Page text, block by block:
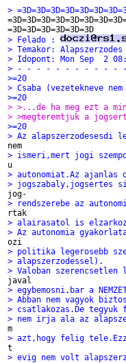
>
> Felado :
> Temakor:
> Idopont: Mon Sep  2
> - - - - - - - - - - -
>=20
> Csaba (vezetekneve
>=20
> >...de ha meg ezt a
> >megteremtjuk a
>=20
> Az alapszerzodesesdi
> ismeri,mert jogi
> autonomiat.Az ajanlas
> jogszabaly,jogsertes
> rendszerebe az
> alairasatol is
> Az autonomia
> politika legerosebb
> alapszerzodessel).
> Valoban
> egybemosni,bar a
> Abban nem vagyok
> csatlakozas.De tegyuk
> nem irja ala az
> azt,hogy felig
> evig nem volt